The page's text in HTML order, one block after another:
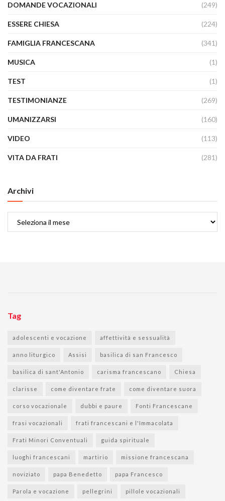
DOMANDE VOCAZIONALI (249)
ESSERE CHIESA (224)
FAMIGLIA FRANCESCANA (341)
MUSICA (1)
TEST (1)
TESTIMONIANZE (269)
UMANIZZARSI (160)
VIDEO (113)
VITA DA FRATI (281)
Archivi
Tag
adolescenti e vocazione affettività e sessualità
anno liturgico Assisi basilica di san Francesco
basilica di sant'Antonio carisma francescano Chiesa
clarisse come diventare frate come diventare suora
corso vocazionale dubbi e paure Fonti Francescane
frasi vocazionali frati francescani e l'Immacolata
Frati Minori Conventuali guida spirituale
luoghi francescani martirio missione francescana
noviziato papa Benedetto papa Francesco
Parola e vocazione pellegrini pillole vocazionali